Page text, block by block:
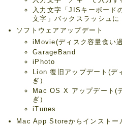
入力文字「JISキーボード
文字」バックスラッシュに
ソフトウェアアップデート
iMovie(ディスク容量食い
GarageBand
iPhoto
Lion 復旧アップデート(デ
ぎ）
Mac OS X アップデート(
ぎ）
iTunes
Mac App Storeからインストー